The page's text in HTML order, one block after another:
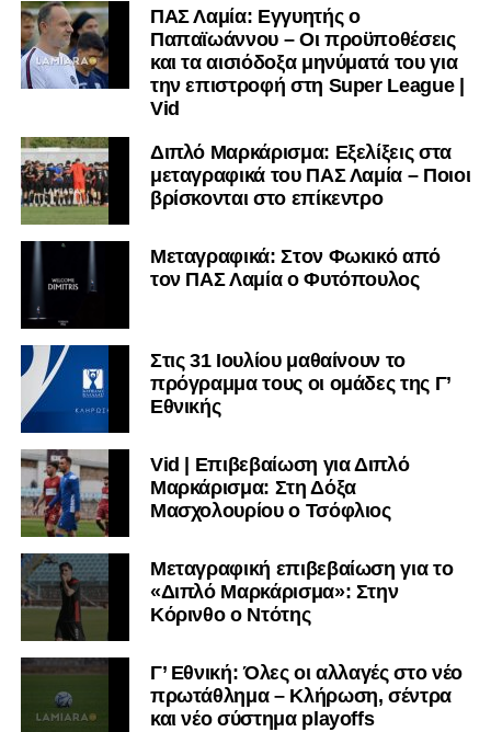
ΠΑΣ Λαμία: Εγγυητής ο
Παπαϊωάννου – Οι προϋποθέσεις
και τα αισιόδοξα μηνύματά του για
την επιστροφή στη Super League |
Vid
Διπλό Μαρκάρισμα: Εξελίξεις στα
μεταγραφικά του ΠΑΣ Λαμία – Ποιοι
βρίσκονται στο επίκεντρο
Μεταγραφικά: Στον Φωκικό από
τον ΠΑΣ Λαμία ο Φυτόπουλος
Στις 31 Ιουλίου μαθαίνουν το
πρόγραμμα τους οι ομάδες της Γ’
Εθνικής
Vid | Επιβεβαίωση για Διπλό
Μαρκάρισμα: Στη Δόξα
Μασχολουρίου ο Τσόφλιος
Μεταγραφική επιβεβαίωση για το
«Διπλό Μαρκάρισμα»: Στην
Κόρινθο ο Ντότης
Γ’ Εθνική: Όλες οι αλλαγές στο νέο
πρωτάθλημα – Κλήρωση, σέντρα
και νέο σύστημα playoffs